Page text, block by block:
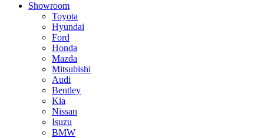
Showroom
Toyota
Hyundai
Ford
Honda
Mazda
Mitsubishi
Audi
Bentley
Kia
Nissan
Isuzu
BMW